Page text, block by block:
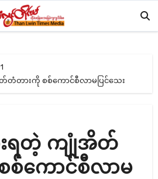
1
တံတားကို စစ်ကောင်စီလာမပြင်သေး
းရတဲ့ ကျုံအိတ်
စ်ကောင်စီလာမ